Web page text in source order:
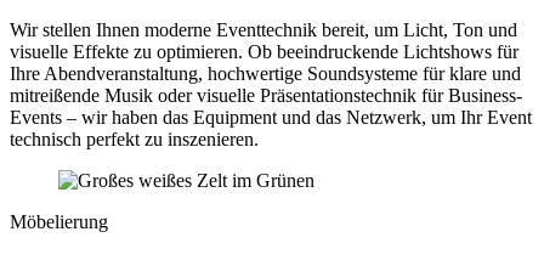
Wir stellen Ihnen moderne Eventtechnik bereit, um Licht, Ton und
visuelle Effekte zu optimieren. Ob beeindruckende Lichtshows für
Ihre Abendveranstaltung, hochwertige Soundsysteme für klare und
mitreißende Musik oder visuelle Präsentationstechnik für Business-
Events – wir haben das Equipment und das Netzwerk, um Ihr Event
technisch perfekt zu inszenieren.
Möbelierung